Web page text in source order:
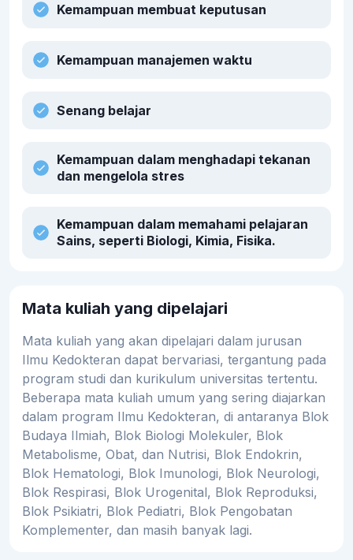
Kemampuan membuat keputusan
Kemampuan manajemen waktu
Senang belajar
Kemampuan dalam menghadapi tekanan
dan mengelola stres
Kemampuan dalam memahami pelajaran
Sains, seperti Biologi, Kimia, Fisika.
Mata kuliah yang dipelajari
Mata kuliah yang akan dipelajari dalam jurusan
Ilmu Kedokteran dapat bervariasi, tergantung pada
program studi dan kurikulum universitas tertentu.
Beberapa mata kuliah umum yang sering diajarkan
dalam program Ilmu Kedokteran, di antaranya Blok
Budaya Ilmiah, Blok Biologi Molekuler, Blok
Metabolisme, Obat, dan Nutrisi, Blok Endokrin,
Blok Hematologi, Blok Imunologi, Blok Neurologi,
Blok Respirasi, Blok Urogenital, Blok Reproduksi,
Blok Psikiatri, Blok Pediatri, Blok Pengobatan
Komplementer, dan masih banyak lagi.